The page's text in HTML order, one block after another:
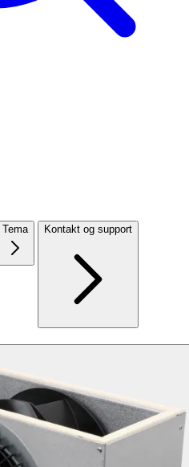
Tema Kontakt og support